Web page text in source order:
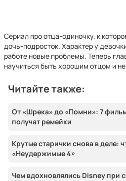
Сериал про отца-одиночку, к
дочь-подросток. Характер у
работе новые проблемы. Теперь
научиться быть хорошим отцом и не
Читайте также:
От «Шрека» до «Помни»: 7
получат ремейки
Крутые старички снова в деле:
«Неудержимые 4»
Чем вдохновлялись Disney при